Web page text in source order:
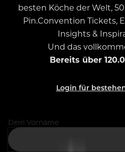
besten Köche der Welt,
Pin.Convention Tickets,
Insights &
Und das
Bereits über
Login für
Dein Vorname